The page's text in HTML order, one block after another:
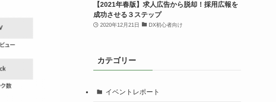
【2021年春版】求人広告から脱却！採用広報を
成功させる３ステップ
2020年12月21日 DX初心者向け
カテゴリー
イベントレポート